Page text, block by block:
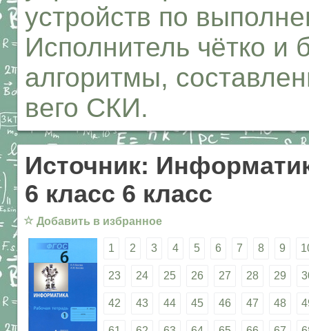
устройств по
Исполнитель чётко и
алгоритмы,
вего СКИ.
Источник:
6 класс 6 класс
☆ Добавить в избранное
1 2 3 4 5 6 7 8 9
23 24 25 26 27 28 29
42 43 44 45 46 47 48